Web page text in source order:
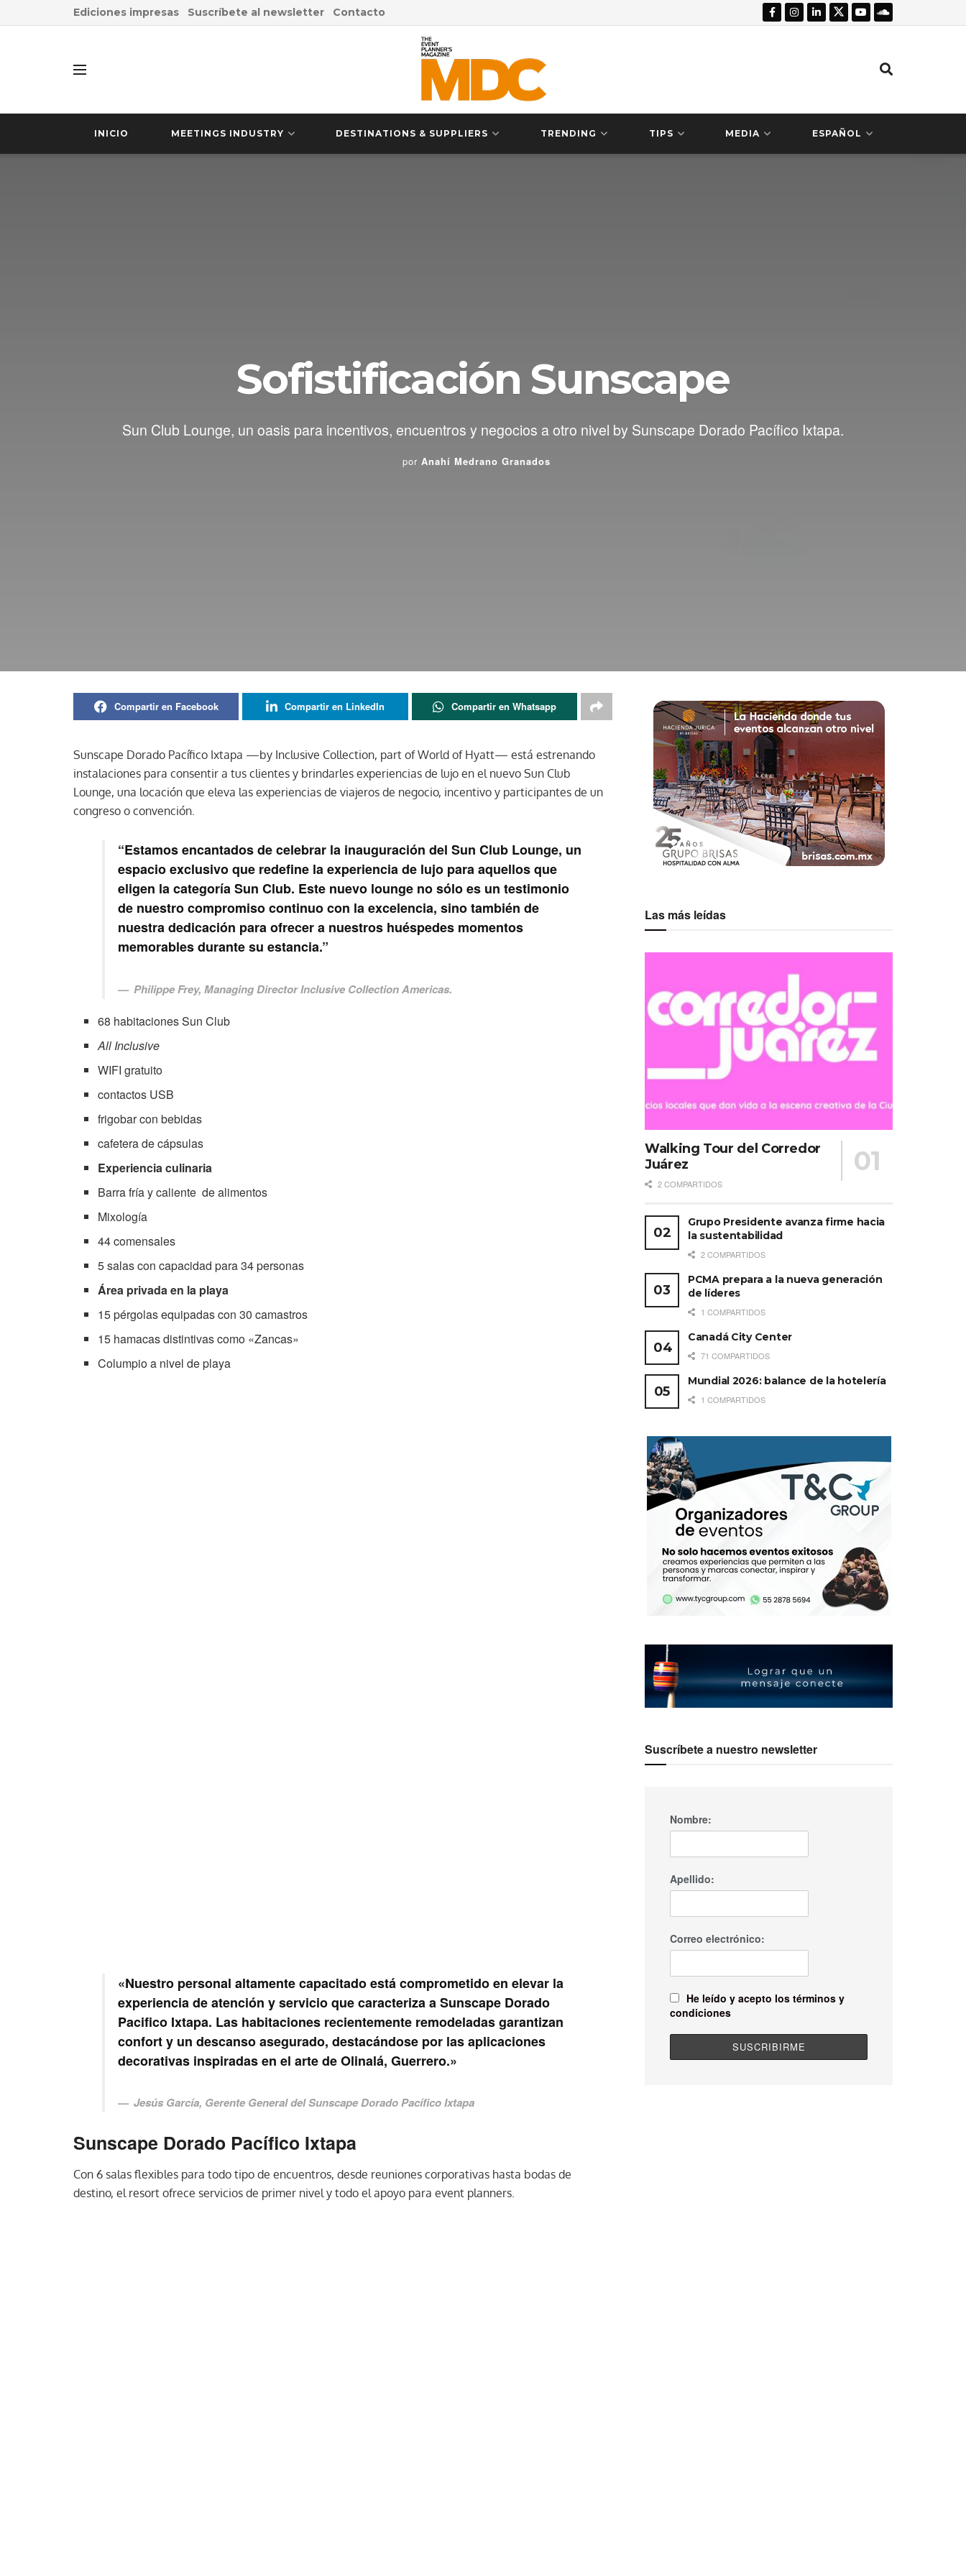
Ediciones impresas Suscríbete al newsletter Contacto
INICIO MEETINGS INDUSTRY DESTINATIONS & SUPPLIERS TRENDING TIPS MEDIA ESPAÑOL
Sofistificación Sunscape
Sun Club Lounge, un oasis para incentivos, encuentros y negocios a otro nivel by Sunscape Dorado Pacífico Ixtapa.
por Anahí Medrano Granados
Compartir en Facebook Compartir en LinkedIn Compartir en Whatsapp
Sunscape Dorado Pacífico Ixtapa —by Inclusive Collection, part of World of Hyatt— está estrenando
instalaciones para consentir a tus clientes y brindarles experiencias de lujo en el nuevo Sun Club
Lounge, una locación que eleva las experiencias de viajeros de negocio, incentivo y participantes de un
congreso o convención.
“Estamos encantados de celebrar la inauguración del Sun Club Lounge, un
espacio exclusivo que redefine la experiencia de lujo para aquellos que
eligen la categoría Sun Club. Este nuevo lounge no sólo es un testimonio
de nuestro compromiso continuo con la excelencia, sino también de
nuestra dedicación para ofrecer a nuestros huéspedes momentos
memorables durante su estancia.”
Philippe Frey, Managing Director Inclusive Collection Americas.
68 habitaciones Sun Club
All Inclusive
WIFI gratuito
contactos USB
frigobar con bebidas
cafetera de cápsulas
Experiencia culinaria
Barra fría y caliente de alimentos
Mixología
44 comensales
5 salas con capacidad para 34 personas
Área privada en la playa
15 pérgolas equipadas con 30 camastros
15 hamacas distintivas como «Zancas»
Columpio a nivel de playa
«Nuestro personal altamente capacitado está comprometido en elevar la
experiencia de atención y servicio que caracteriza a Sunscape Dorado
Pacifico Ixtapa. Las habitaciones recientemente remodeladas garantizan
confort y un descanso asegurado, destacándose por las aplicaciones
decorativas inspiradas en el arte de Olinalá, Guerrero.»
Jesús García, Gerente General del Sunscape Dorado Pacífico Ixtapa
Sunscape Dorado Pacífico Ixtapa
Con 6 salas flexibles para todo tipo de encuentros, desde reuniones corporativas hasta bodas de
destino, el resort ofrece servicios de primer nivel y todo el apoyo para event planners.
Las más leídas
Walking Tour del Corredor
Juárez
2 COMPARTIDOS
Grupo Presidente avanza firme hacia
la sustentabilidad
2 COMPARTIDOS
PCMA prepara a la nueva generación
de líderes
1 COMPARTIDOS
Canadá City Center
71 COMPARTIDOS
Mundial 2026: balance de la hotelería
1 COMPARTIDOS
Suscríbete a nuestro newsletter
Nombre:
Apellido:
Correo electrónico:
He leído y acepto los términos y
condiciones